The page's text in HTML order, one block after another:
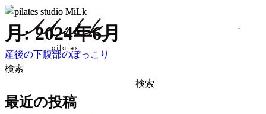
月:2024年6月
産後の下腹部のぽっこり
検索
検索
最近の投稿